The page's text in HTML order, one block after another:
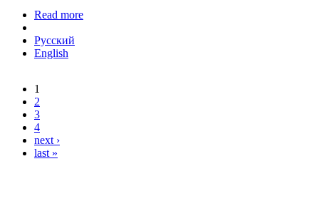
Read more
Русский
English
Pages
1
2
3
4
next ›
last »